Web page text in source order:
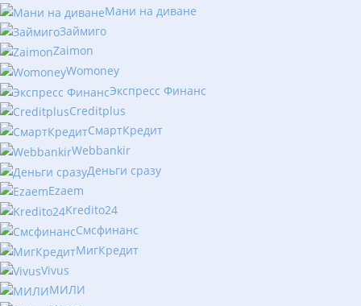
Мани на диване
Займиго
Zaimon
Womoney
Экспресс Финанс
Creditplus
СмартКредит
Webbankir
Деньги сразу
Ezaem
Kredito24
Смсфинанс
МигКредит
Vivus
МИЛИ